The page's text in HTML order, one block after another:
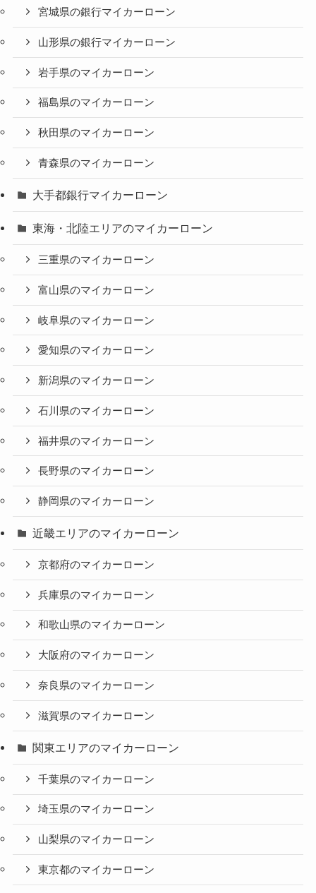
宮城県の銀行マイカーローン
山形県の銀行マイカーローン
岩手県のマイカーローン
福島県のマイカーローン
秋田県のマイカーローン
青森県のマイカーローン
大手都銀行マイカーローン
東海・北陸エリアのマイカーローン
三重県のマイカーローン
富山県のマイカーローン
岐阜県のマイカーローン
愛知県のマイカーローン
新潟県のマイカーローン
石川県のマイカーローン
福井県のマイカーローン
長野県のマイカーローン
静岡県のマイカーローン
近畿エリアのマイカーローン
京都府のマイカーローン
兵庫県のマイカーローン
和歌山県のマイカーローン
大阪府のマイカーローン
奈良県のマイカーローン
滋賀県のマイカーローン
関東エリアのマイカーローン
千葉県のマイカーローン
埼玉県のマイカーローン
山梨県のマイカーローン
東京都のマイカーローン